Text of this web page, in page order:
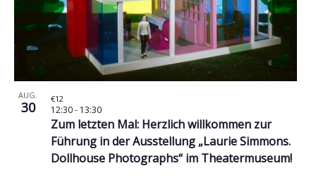
AUG.
30
Zum letzten Mal: Herzlich willkommen zur
Führung in der Ausstellung „Laurie Simmons.
Dollhouse Photographs“ im Theatermuseum!
12:30- 13:30
€12